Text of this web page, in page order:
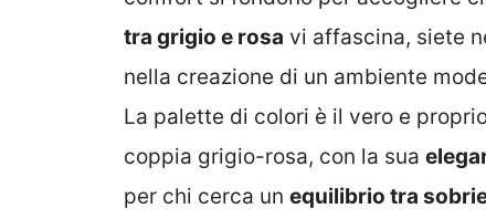
tra grigio e rosa vi affascina, siete
nella creazione di un ambiente
La palette di colori è il vero e
coppia grigio-rosa, con la sua
per chi cerca un equilibrio tra